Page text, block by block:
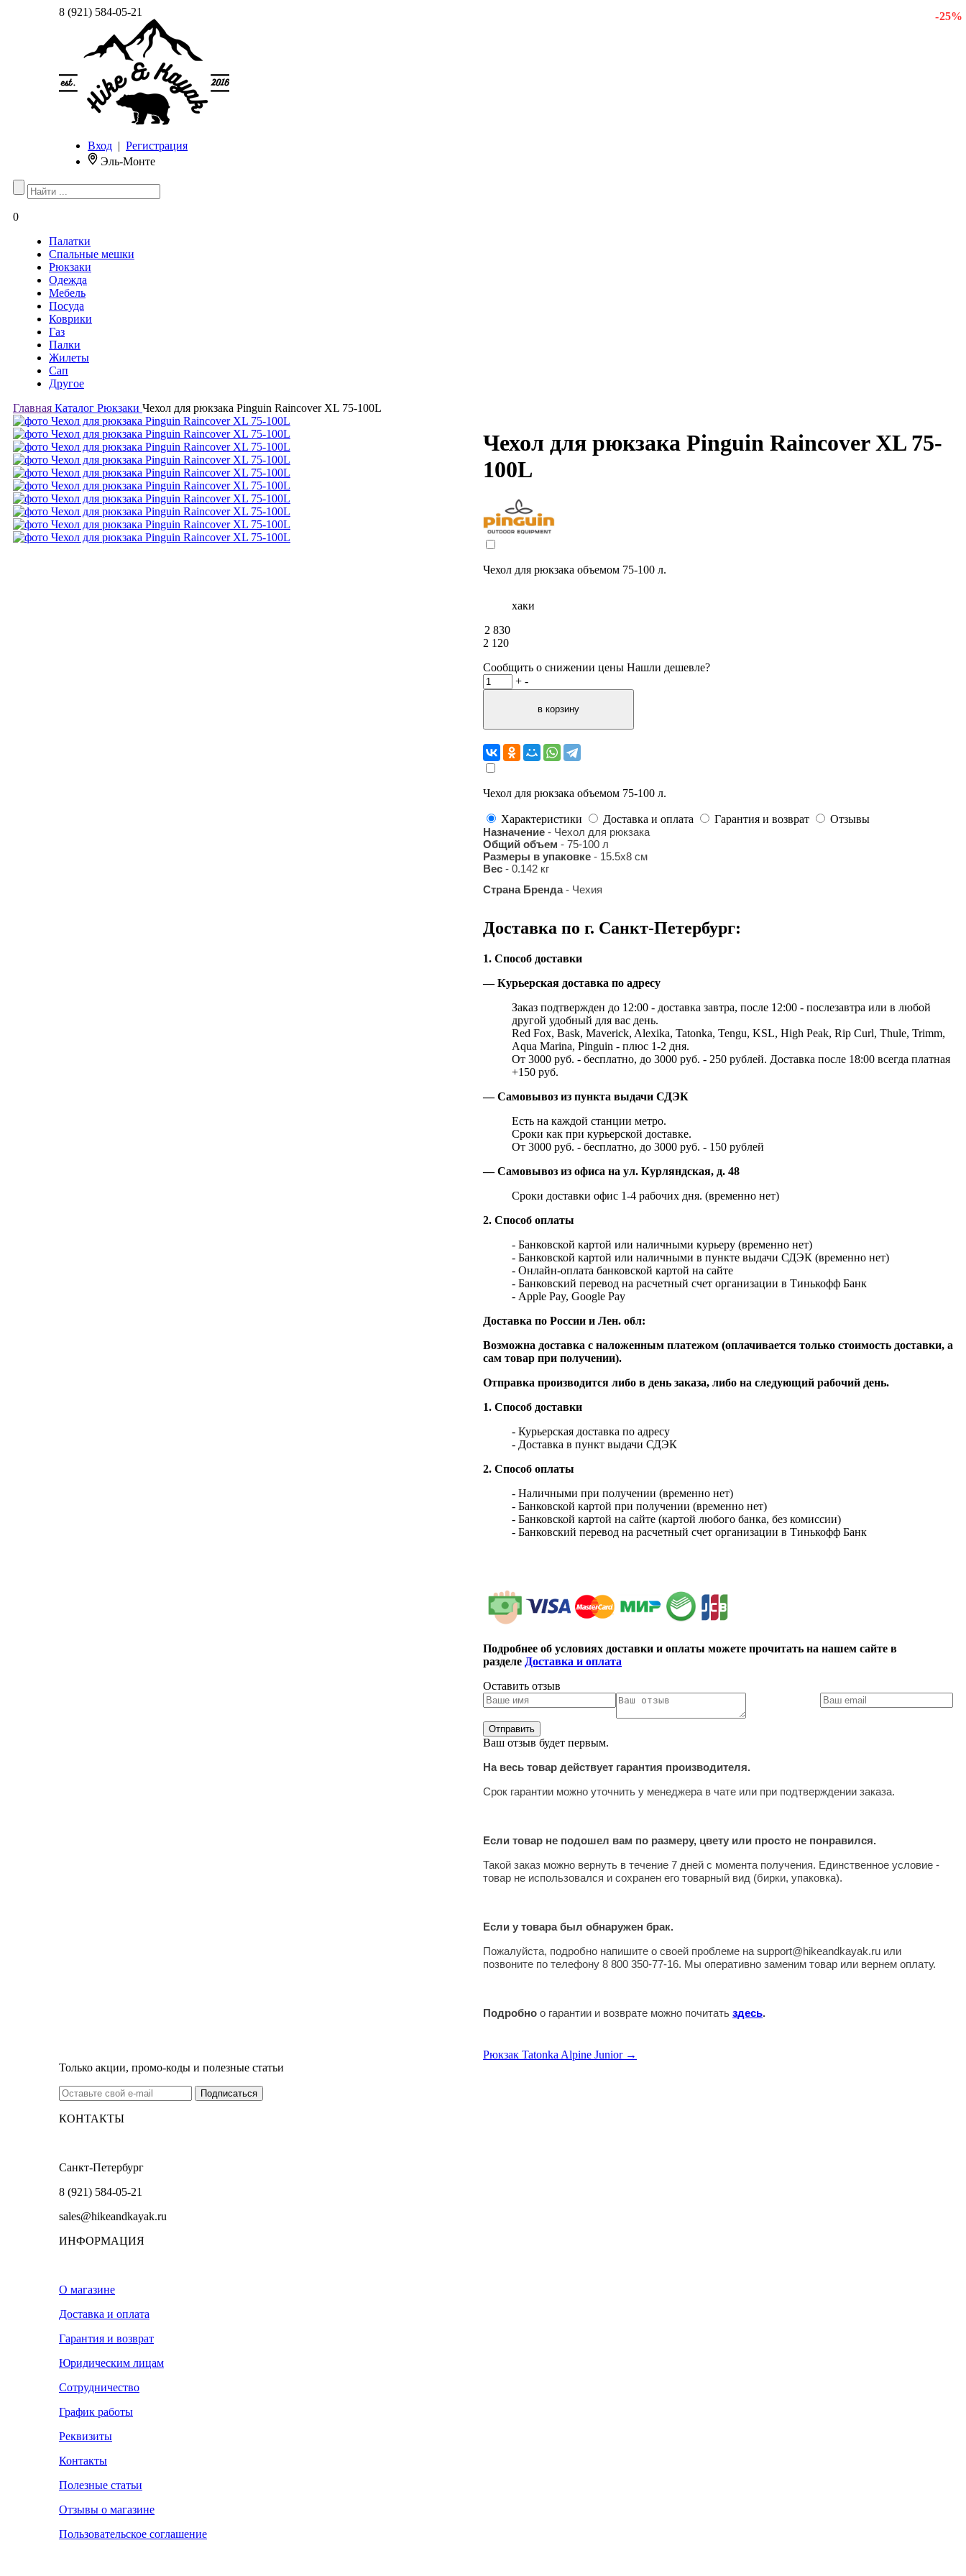
8 (921) 584-05-21
Вход | Регистрация
Эль-Монте
0
Палатки
Спальные мешки
Рюкзаки
Одежда
Мебель
Посуда
Коврики
Газ
Палки
Жилеты
Сап
Другое
Главная Каталог Рюкзаки Чехол для рюкзака Pinguin Raincover XL 75-100L
- 25 %
Чехол для рюкзака Pinguin Raincover XL 75-
100L
Чехол для рюкзака объемом 75-100 л.
хаки
2 830
2 120
Сообщить о снижении цены Нашли дешевле?
+ -
Чехол для рюкзака объемом 75-100 л.
Характеристики Доставка и оплата Гарантия и возврат
Отзывы
Назначение - Чехол для рюкзака
Общий объем - 75-100 л
Размеры в упаковке - 15.5х8 см
Вес - 0.142 кг
Страна Бренда- Чехия
Доставка по г. Санкт-Петербург:
1. Способ доставки
— Курьерская доставка по адресу
Заказ подтвержден до 12:00 - доставка завтра, после 12:00 - послезавтра или в любой
другой удобный для вас день.
Red Fox, Bask, Maverick, Alexika, Tatonka, Tengu, KSL, High Peak, Rip Curl, Thule, Trimm,
Aqua Marina, Pinguin - плюс 1-2 дня.
От 3000 руб. - бесплатно, до 3000 руб. - 250 рублей. Доставка после 18:00 всегда платная
+150 руб.
— Самовывоз из пункта выдачи СДЭК
Есть на каждой станции метро.
Сроки как при курьерской доставке.
От 3000 руб. - бесплатно, до 3000 руб. - 150 рублей
— Самовывоз из офиса на ул. Курляндская, д. 48
Сроки доставки офис 1-4 рабочих дня. (временно нет)
2. Способ оплаты
- Банковской картой или наличными курьеру (временно нет)
- Банковской картой или наличными в пункте выдачи СДЭК (временно нет)
- Онлайн-оплата банковской картой на сайте
- Банковский перевод на расчетный счет организации в Тинькофф Банк
- Apple Pay, Google Pay
Доставка по России и Лен. обл:
Возможна доставка с наложенным платежом (оплачивается только стоимость доставки, а
сам товар при получении).
Отправка производится либо в день заказа, либо на следующий рабочий день.
1. Способ доставки
- Курьерская доставка по адресу
- Доставка в пункт выдачи СДЭК
2. Способ оплаты
- Наличными при получении (временно нет)
- Банковской картой при получении (временно нет)
- Банковской картой на сайте (картой любого банка, без комиссии)
- Банковский перевод на расчетный счет организации в Тинькофф Банк
Подробнее об условиях доставки и оплаты можете прочитать на нашем сайте в
разделе Доставка и оплата
Оставить отзыв
Ваш отзыв будет первым.
На весь товар действует гарантия производителя.
Срок гарантии можно уточнить у менеджера в чате или при подтверждении заказа.
Если товар не подошел вам по размеру, цвету или просто не понравился.
Такой заказ можно вернуть в течение 7 дней с момента получения. Единственное условие -
товар не использовался и сохранен его товарный вид (бирки, упаковка).
Если у товара был обнаружен брак.
Пожалуйста, подробно напишите о своей проблеме на support@hikeandkayak.ru или
позвоните по телефону 8 800 350-77-16. Мы оперативно заменим товар или вернем оплату.
Подробно о гарантии и возврате можно почитать здесь.
Рюкзак Tatonka Alpine Junior →
Только акции, промо-коды и полезные статьи
КОНТАКТЫ
Санкт-Петербург
8 (921) 584-05-21
sales@hikeandkayak.ru
ИНФОРМАЦИЯ
О магазине
Доставка и оплата
Гарантия и возврат
Юридическим лицам
Сотрудничество
График работы
Реквизиты
Контакты
Полезные статьи
Отзывы о магазине
Пользовательское соглашение